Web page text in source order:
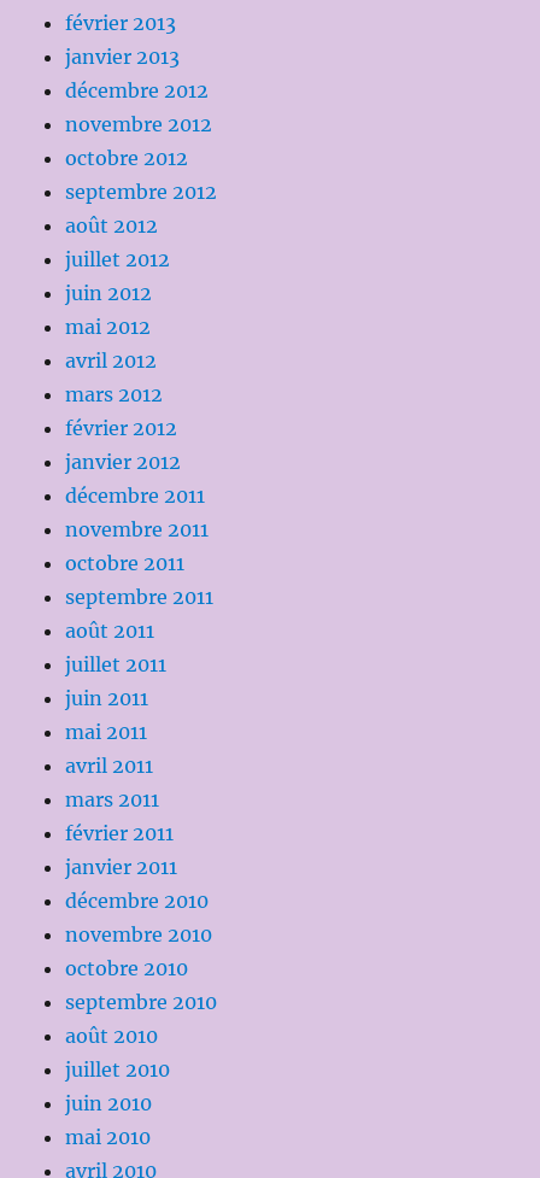
février 2013
janvier 2013
décembre 2012
novembre 2012
octobre 2012
septembre 2012
août 2012
juillet 2012
juin 2012
mai 2012
avril 2012
mars 2012
février 2012
janvier 2012
décembre 2011
novembre 2011
octobre 2011
septembre 2011
août 2011
juillet 2011
juin 2011
mai 2011
avril 2011
mars 2011
février 2011
janvier 2011
décembre 2010
novembre 2010
octobre 2010
septembre 2010
août 2010
juillet 2010
juin 2010
mai 2010
avril 2010